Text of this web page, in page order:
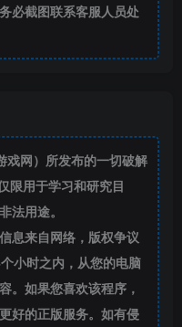
必截图联系客服人员处
网）所发布的一切破解
限用于学习和研究目
法用途。
息来自网络，版权争议
小时之内，从您的电脑
。如果您喜欢该程序，
好的正版服务。如有侵